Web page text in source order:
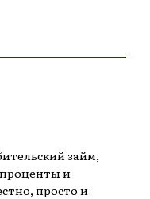
займ,
и
просто и